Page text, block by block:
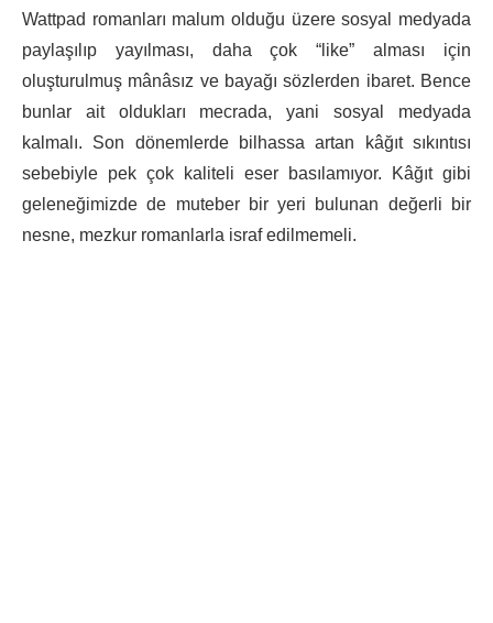
Wattpad romanları malum olduğu üzere sosyal medyada
paylaşılıp yayılması, daha çok “like” alması için
oluşturulmuş mânâsız ve bayağı sözlerden ibaret. Bence
bunlar ait oldukları mecrada, yani sosyal medyada
kalmalı. Son dönemlerde bilhassa artan kâğıt sıkıntısı
sebebiyle pek çok kaliteli eser basılamıyor. Kâğıt gibi
geleneğimizde de muteber bir yeri bulunan değerli bir
nesne, mezkur romanlarla israf edilmemeli.